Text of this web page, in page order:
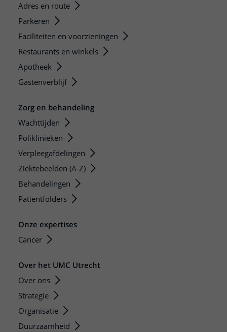
Adres en route
Parkeren
Faciliteiten en voorzieningen
Restaurants en winkels
Apotheek
Gastenverblijf
Zorg en behandeling
Wachttijden
Poliklinieken
Verpleegafdelingen
Ziektebeelden (A-Z)
Behandelingen
Patiëntfolders
Onze expertises
Cancer
Over het UMC Utrecht
Over ons
Strategie
Organisatie
Duurzaamheid